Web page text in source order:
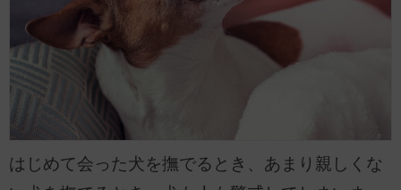
はじめて会った犬を撫でるとき、あまり親しくな